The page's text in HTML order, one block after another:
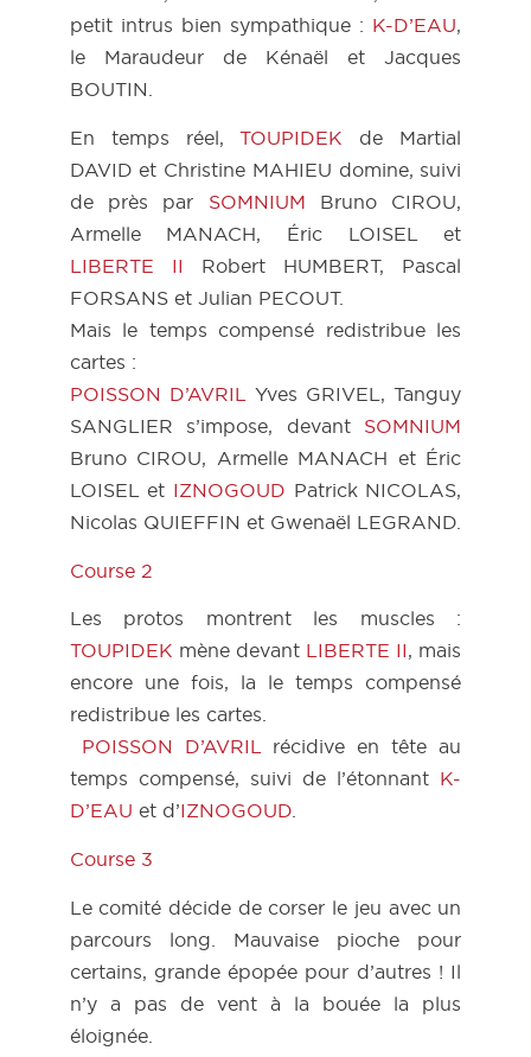
petit intrus bien sympathique : K-D’EAU,
le Maraudeur de Kénaël et Jacques
BOUTIN.
En temps réel,TOUPIDEK de Martial
DAVID et Christine MAHIEU domine, suivi
de près par SOMNIUM Bruno CIROU,
Armelle MANACH, Éric LOISEL et
LIBERTE II Robert HUMBERT, Pascal
FORSANS et Julian PECOUT.
Mais le temps compensé redistribue les
cartes :
POISSON D’AVRIL
Yves GRIVEL, Tanguy
SANGLIER s’impose, devant SOMNIUM
Bruno CIROU, Armelle MANACH et Éric
LOISEL et IZNOGOUD Patrick NICOLAS,
Nicolas QUIEFFIN et Gwenaël LEGRAND.
Course 2
Les protos montrent les muscles :
TOUPIDEK mène devant LIBERTE II, mais
encore une fois, la le temps compensé
redistribue les cartes.
POISSON D’AVRIL
récidive en tête au
temps compensé, suivi de l’étonnant K-
D’EAU et d’IZNOGOUD.
Course 3
Le comité décide de corser le jeu avec un
parcours long. Mauvaise pioche pour
certains, grande épopée pour d’autres ! Il
n’y a pas de vent à la bouée la plus
éloignée.